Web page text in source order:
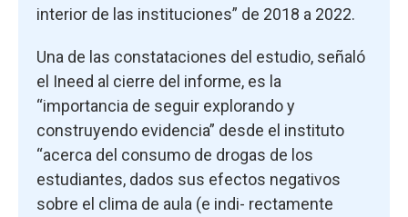
interior de las instituciones” de 2018 a 2022.
Una de las constataciones del estudio, señaló
el Ineed al cierre del informe, es la
“importancia de seguir explorando y
construyendo evidencia” desde el instituto
“acerca del consumo de drogas de los
estudiantes, dados sus efectos negativos
sobre el clima de aula (e indi- rectamente